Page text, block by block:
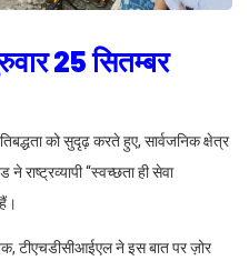
25 सितम्बर
को सुदृढ़ करते हुए, सार्वजनिक क्षेत्र
राष्ट्रव्यापी “स्वच्छता ही सेवा
टीएचडीसीआईएल ने इस बात पर ज़ोर